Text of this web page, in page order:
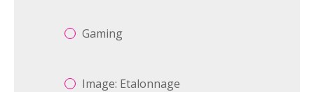
Gaming
Image: Etalonnage